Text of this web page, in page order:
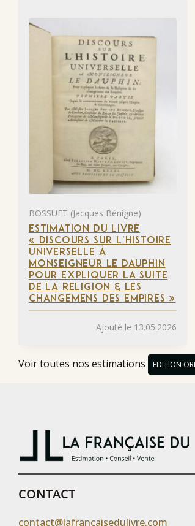
BOSSUET (Jacques Bénigne)
ESTIMATION DU LIVRE
« DISCOURS SUR L’HISTOIRE
UNIVERSELLE À
MONSEIGNEUR LE DAUPHIN
POUR EXPLIQUER LA SUITE
DE LA RELIGION & LES
CHANGEMENS DES EMPIRES »
Ajouté le 13.05.2026
Voir toutes nos estimations EDITION
CONTACT
contact@lafrancaisedulivre.com